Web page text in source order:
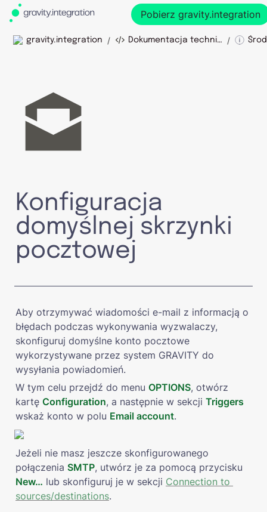
Pobierz gravity.integration
gravity.integration / Dokumentacja techniczna /
Konfiguracja
domyślnej skrzynki
pocztowej
Aby otrzymywać wiadomości e-mail z informacją o
błędach podczas wykonywania wyzwalaczy,
skonfiguruj domyślne konto pocztowe
wykorzystywane przez system GRAVITY do
wysyłania powiadomień.
W tym celu przejdź do menu OPTIONS, otwórz
kartę Configuration, a następnie w sekcji Triggers
wskaż konto w polu Email account.
Jeżeli nie masz jeszcze skonfigurowanego
połączenia SMTP
New… lub skonfiguruj je w sekcji Connection to
sources/destinations.